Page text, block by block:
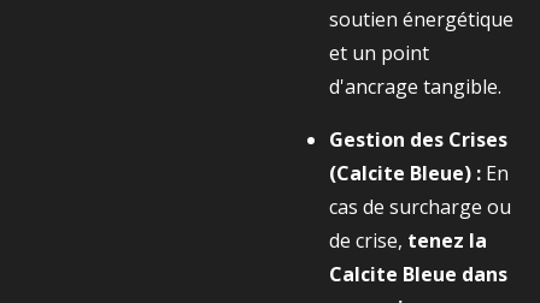
soutien énergétique
et un point
d'ancrage tangible.
Gestion des Crises
(Calcite Bleue) : En
cas de surcharge ou
de crise, tenez la
Calcite Bleue dans